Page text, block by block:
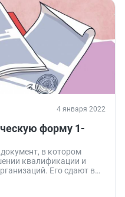
чтобы не попасть на
4 января 2022
форму 1-
в котором
квалификации и
Его сдают в